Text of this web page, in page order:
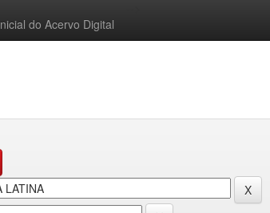
do Acervo Digital